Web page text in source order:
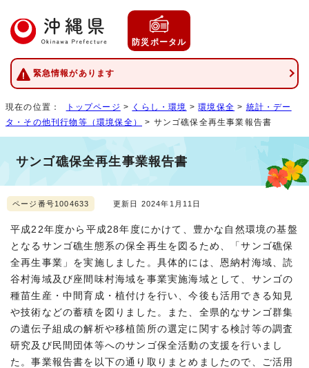
防災ポータル
緊急情報があります
現在の位置： トップページ > くらし・環境 >環境保全 > 統計・デー
タ・その他刊行物等（環境保全）
> サンゴ礁保全再生事業報告書
サンゴ礁保全再生事業報告書
ページ番号1004633 更新日 2024年1月11日
平成22年度から平成28年度にかけて、豊かな自然環境の基盤
となるサンゴ礁生態系の保全再生を図るため、「サンゴ礁保
全再生事業」を実施しました。具体的には、恩納村海域、読
谷村海域及び座間味村海域を事業実施海域として、サンゴの
種苗生産・中間育成・植付けを行い、今後も活用できる知見
や技術などの蓄積を図りました。また、全県的なサンゴ群集
の遺伝子組成の解析や移植箇所の選定に関する検討等の調査
研究及び民間団体等へのサンゴ保全活動の支援を行いまし
た。事業報告書を以下の通り取りまとめましたので、ご活用